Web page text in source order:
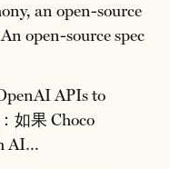
an open-source
open-source spec
APIs to
如果 Choco
AI…